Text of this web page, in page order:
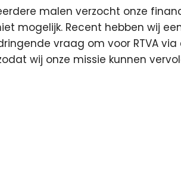
malen verzocht onze
mogelijk. Recent hebben wij
vraag om voor RTVA via
wij onze missie kunnen